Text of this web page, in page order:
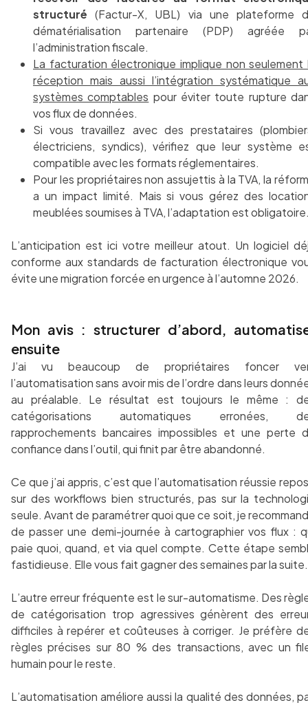
structuré (Factur-X, UBL) via une plateforme
dématérialisation partenaire (PDP) agréée
l’administration fiscale.
La facturation électronique implique non seulement
réception mais aussi l’intégration systématique
systèmes comptables pour éviter toute rupture
vos flux de données.
Si vous travaillez avec des prestataires
électriciens, syndics), vérifiez que leur système
compatible avec les formats réglementaires.
Pour les propriétaires non assujettis à la TVA, la
a un impact limité. Mais si vous gérez des
meublées soumises à TVA, l’adaptation est
L’anticipation est ici votre meilleur atout. Un logiciel
conforme aux standards de facturation électronique
évite une migration forcée en urgence à l’automne 2026.
Mon avis : structurer d’abord,
ensuite
J’ai vu beaucoup de propriétaires foncer
l’automatisation sans avoir mis de l’ordre dans leurs
au préalable. Le résultat est toujours le même :
catégorisations automatiques erronées,
rapprochements bancaires impossibles et une perte
confiance dans l’outil, qui finit par être abandonné.
Ce que j’ai appris, c’est que l’automatisation réussie
sur des workflows bien structurés, pas sur la
seule. Avant de paramétrer quoi que ce soit, je
de passer une demi-journée à cartographier vos flux :
paie quoi, quand, et via quel compte. Cette étape
fastidieuse. Elle vous fait gagner des semaines par la suite.
L’autre erreur fréquente est le sur-automatisme. Des
de catégorisation trop agressives génèrent des
difficiles à repérer et coûteuses à corriger. Je préfère
règles précises sur 80 % des transactions, avec un
humain pour le reste.
L’automatisation améliore aussi la qualité des données,